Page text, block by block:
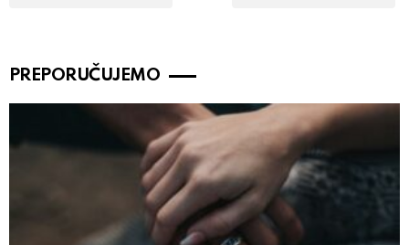
PREPORUČUJEMO